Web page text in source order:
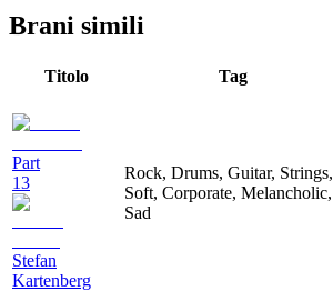
Brani simili
Titolo Tag
Part
13
Stefan
Kartenberg
Rock, Drums, Guitar, Strings,
Soft, Corporate, Melancholic,
Sad